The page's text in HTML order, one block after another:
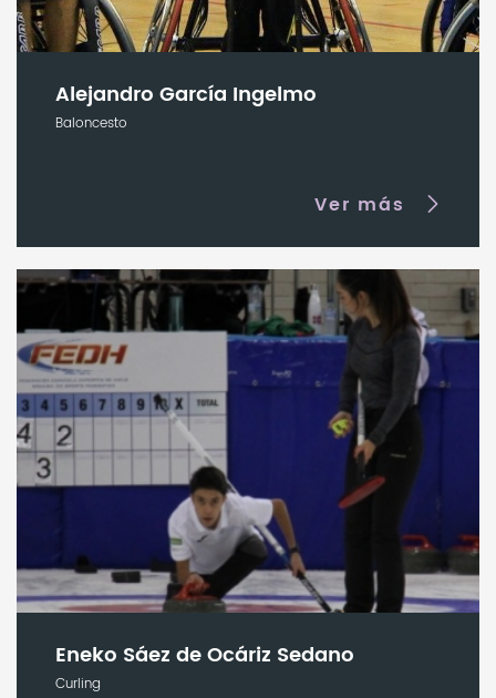
Alejandro García Ingelmo
Baloncesto
Ver más
Eneko Sáez de Ocáriz Sedano
Curling